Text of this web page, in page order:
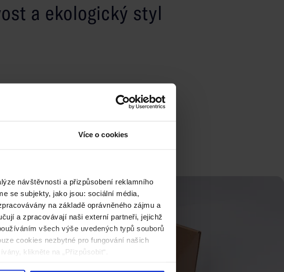
Více o cookies
návštěvnosti a přizpůsobení reklamního
se subjekty, jako jsou: sociální média,
na základě oprávněného zájmu a
a zpracovávají naši externí partneři, jejichž
všech výše uvedených typů souborů
cookies nezbytné pro fungování našich
klikněte na „Přizpůsobit“.
a ekologický styl
proti
Vaše
pro
a velmi